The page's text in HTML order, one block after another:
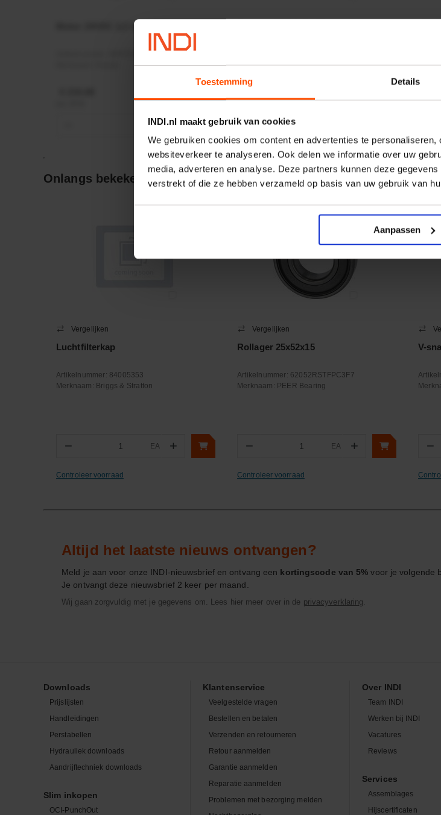
Toestemming Details
INDI.nl maakt gebruik van cookies
We gebruiken cookies om content en advertenties te
websiteverkeer te analyseren. Ook delen we informatie over uw
media, adverteren en analyse. Deze partners kunnen deze
verstrekt of die ze hebben verzameld op basis van uw gebruik van
Aanpassen
Motor 24VDC 2,2 kw + PTC
+
Merknaam:Baltrotors
−
Onlangs bekeken:
Vergelijken
Luchtfilterkap
Artikelnummer: 84005353
Merknaam: Briggs & Stratton
− EA +
Controleer voorraad
Vergelijken
Rollager 25x52x15
Artikelnummer: 62052RSTFPC3F7
Merknaam: PEER Bearing
− EA +
Controleer voorraad
V-
−
Altijd het laatste nieuws ontvangen?
Meld je aan voor onze INDI-nieuwsbrief en ontvang een kortingscode van 5% voor je volgende
Je ontvangt deze nieuwsbrief 2 keer per maand.
Wij gaan zorgvuldig met je gegevens om. Lees hier meer over in de privacyverklaring.
Downloads
Prijslijsten
Handleidingen
Perstabellen
Hydrauliek downloads
Aandrijftechniek downloads
Slim inkopen
OCI-PunchOut
Klantenservice
Veelgestelde vragen
Bestellen en betalen
Verzenden en retourneren
Retour aanmelden
Garantie aanmelden
Reparatie aanmelden
Problemen met bezorging melden
Over INDI
Team INDI
Werken bij INDI
Vacatures
Reviews
Services
Assemblages
Hijscertificaten